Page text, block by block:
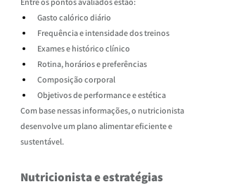
Gasto calórico diário
Frequência e intensidade dos treinos
Exames e histórico clínico
Rotina, horários e preferências
Composição corporal
Objetivos de performance e estética
Com base nessas informações, o nutricionista
desenvolve um plano alimentar eficiente e
sustentável.
Nutricionista e estratégias